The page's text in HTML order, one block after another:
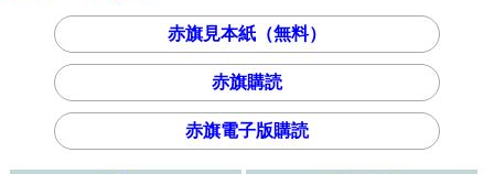
赤旗見本紙（無料）
赤旗購読
赤旗電子版購読